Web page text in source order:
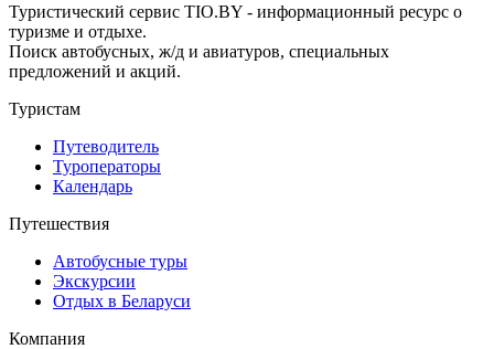
Туристический сервис TIO.BY - информационный ресурс о
туризме и отдыхе.
Поиск автобусных, ж/д и авиатуров, специальных
предложений и акций.
Туристам
Путеводитель
Туроператоры
Календарь
Путешествия
Автобусные туры
Экскурсии
Отдых в Беларуси
Компания